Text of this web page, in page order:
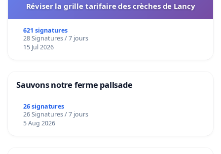
Réviser la grille tarifaire des crèches de Lancy
621 signatures
28 Signatures / 7 jours
15 Jul 2026
Sauvons notre ferme pallsade
26 signatures
26 Signatures / 7 jours
5 Aug 2026